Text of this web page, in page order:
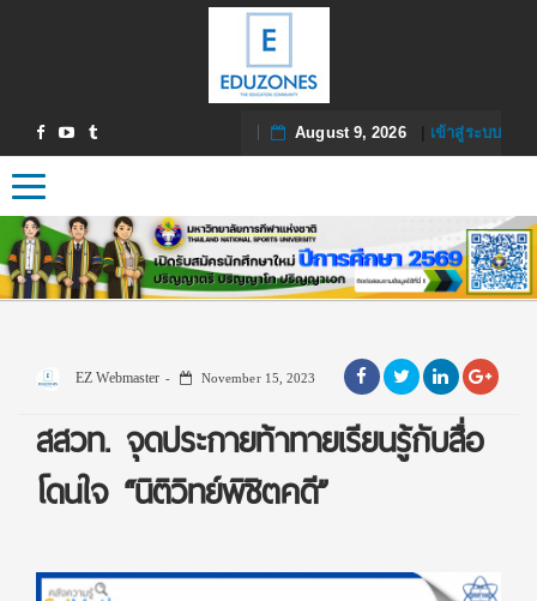
August 9, 2026| เข้าสู่ระบบ
Toggle navigation
EZ Webmaster November 15, 2023
สสวท. จุดประกายท้าทายเรียนรู้กับสื่อ
โดนใจ “นิติวิทย์พิชิตคดี”